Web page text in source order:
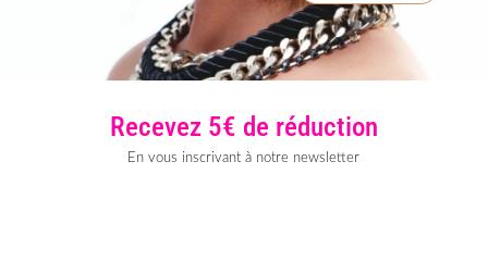
Recevez 5€ de réduction
En vous inscrivant à notre newsletter